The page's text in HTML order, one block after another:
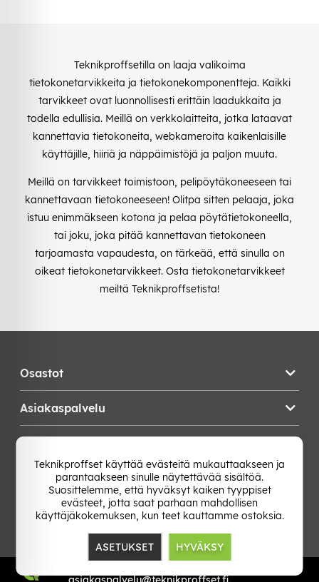
Teknikproffsetilla on laaja valikoima
tietokonetarvikkeita ja tietokonekomponentteja. Kaikki
tarvikkeet ovat luonnollisesti erittäin laadukkaita ja
todella edullisia. Meillä on verkkolaitteita, jotka lataavat
kannettavia tietokoneita, webkameroita kaikenlaisille
käyttäjille, hiiriä ja näppäimistöjä ja paljon muuta.
Meillä on tarvikkeet toimistoon, pelipöytäkoneeseen tai
kannettavaan tietokoneeseen! Olitpa sitten pelaaja, joka
istuu enimmäkseen kotona ja pelaa pöytätietokoneella,
tai joku, joka pitää kannettavan tietokoneen
tarjoamasta vapaudesta, on tärkeää, että sinulla on
oikeat tietokonetarvikkeet. Osta tietokonetarvikkeet
meiltä Teknikproffsetista!
Osastot
Asiakaspalvelu
Vaihda Maa
Teknikproffset käyttää evästeitä mukauttaakseen ja
parantaakseen sinulle näytettävää sisältöä.
Suosittelemme, että hyväksyt kaiken tyyppiset
evästeet, jotta saat parhaan mahdollisen
käyttäjäkokemuksen, kun teet kauttamme ostoksia.
ASETUKSET HYVÄKSY